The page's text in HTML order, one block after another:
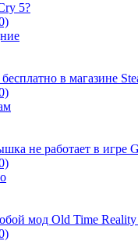
5?
в магазине
не работает в игре
мод Old Time